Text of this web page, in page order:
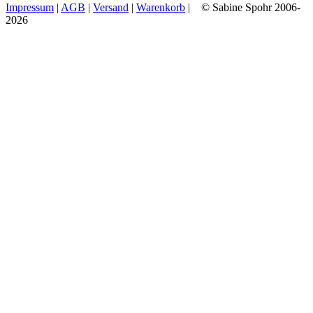
Impressum | AGB | Versand | Warenkorb | © Sabine Spohr 2006-
2026